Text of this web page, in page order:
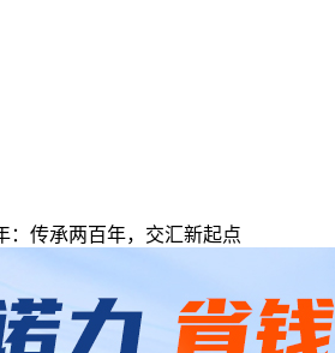
：传承两百年，交汇新起点